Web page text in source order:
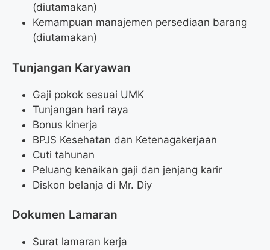
(diutamakan)
Kemampuan manajemen persediaan barang
(diutamakan)
Tunjangan Karyawan
Gaji pokok sesuai UMK
Tunjangan hari raya
Bonus kinerja
BPJS Kesehatan dan Ketenagakerjaan
Cuti tahunan
Peluang kenaikan gaji dan jenjang karir
Diskon belanja di Mr. Diy
Dokumen Lamaran
Surat lamaran kerja